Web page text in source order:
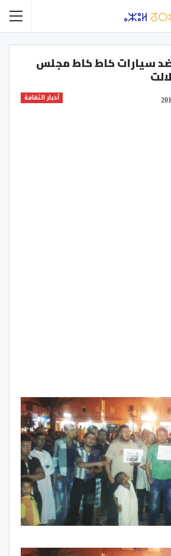
ضد سيارات كاط كاط مجلس
أخبار الثقافة